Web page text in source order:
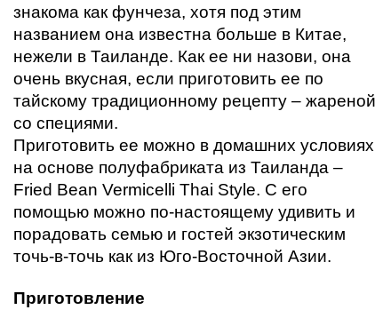
знакома как фунчеза, хотя под этим
названием она известна больше в Китае,
нежели в Таиланде. Как ее ни назови, она
очень вкусная, если приготовить ее по
тайскому традиционному рецепту – жареной
со специями.
Приготовить ее можно в домашних условиях
на основе полуфабриката из Таиланда –
Fried Bean Vermicelli Thai Style. С его
помощью можно по-настоящему удивить и
порадовать семью и гостей экзотическим
точь-в-точь как из Юго-Восточной Азии.
Приготовление